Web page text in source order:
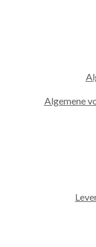
Algemene